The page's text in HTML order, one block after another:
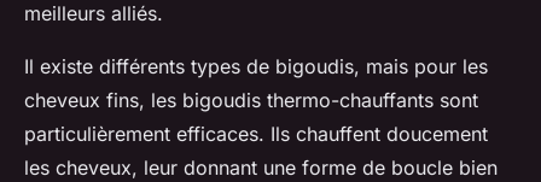
meilleurs alliés.
Il existe différents types de bigoudis, mais pour les
cheveux fins, les bigoudis thermo-chauffants sont
particulièrement efficaces. Ils chauffent doucement
les cheveux, leur donnant une forme de boucle bien